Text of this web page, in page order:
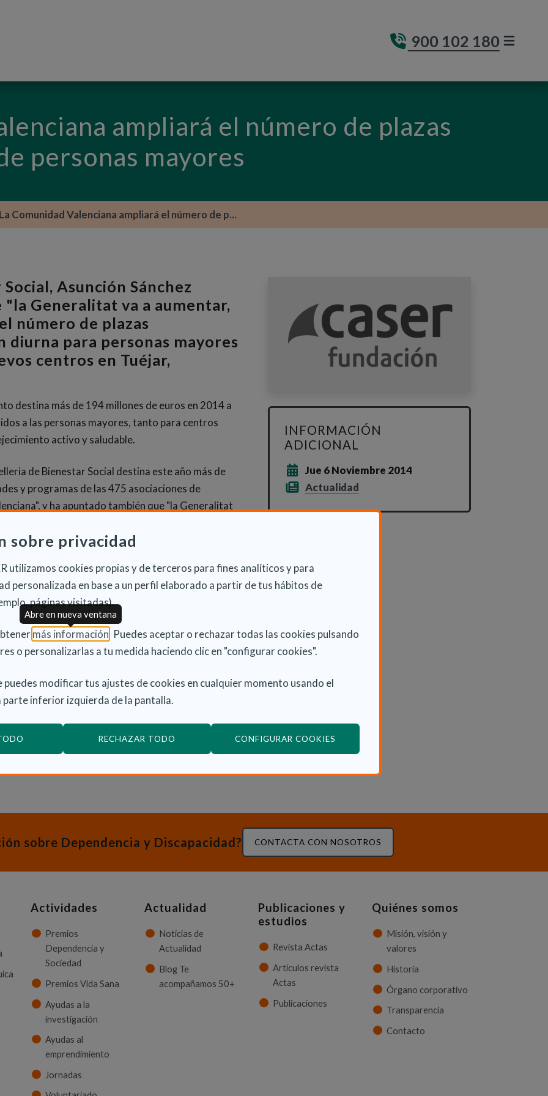
sobre privacidad
utilizamos cookies propias y de terceros para fines analíticos y para
personalizada en base a un perfil elaborado a partir de tus hábitos de
páginas visitadas).
más información (Abre en nueva ventana)
. Puedes aceptar o rechazar todas las cookies pulsando
o personalizarlas a tu medida haciendo clic en "configurar cookies".
puedes modificar tus ajustes de cookies en cualquier momento usando el
parte inferior izquierda de la pantalla.
RECHAZAR TODO CONFIGURAR COOKIES
Abre en nueva ventana
900 102 180
ampliará el número de plazas
personas mayores
La Comunidad Valenciana ampliará el número de p...
Asunción Sánchez
"la Generalitat va a aumentar,
número de plazas
diurna para personas mayores
centros en Tuéjar,
destina más de 194 millones de euros en 2014 a
a las personas mayores, tanto para centros
activo y saludable.
de Bienestar Social destina este año más de
y programas de las 475 asociaciones de
y ha apuntado también que "la Generalitat
concretas dirigidas a promover el
de seguir trabajando por las más de
en nuestra Comunitat", y ha incidido en "las
Fabra en el debate de Política General que
de servicios como el programa Menjar a Casa,
a 4.100 personas mayores; la puesta en
de Vacaciones Sociales; o la consolidación del
personas en situación de dependencia".
que "el objetivo del Consell es dar respuesta a las
la vejez puedan tener bienestar y calidad de vida".
INFORMACIÓN
ADICIONAL
Jue 6 Noviembre 2014
Actualidad
sobre Dependencia y Discapacidad? CONTACTA CON NOSOTROS
Actividades
Premios
Dependencia y
Sociedad
Premios Vida Sana
Ayudas a la
investigación
Ayudas al
emprendimiento
Jornadas
Actualidad
Noticias de
Actualidad
Blog Te
acompañamos 50+
Publicaciones y
estudios
Revista Actas
Artículos revista
Actas
Publicaciones
Quiénes somos
Misión, visión y
valores
Historia
Órgano corporativo
Transparencia
Contacto